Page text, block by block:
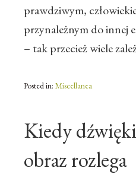
prawdziwym,
przynależnym do innej
– tak przecież wiele
Posted in: Miscellanea
Kiedy
obraz rozlega